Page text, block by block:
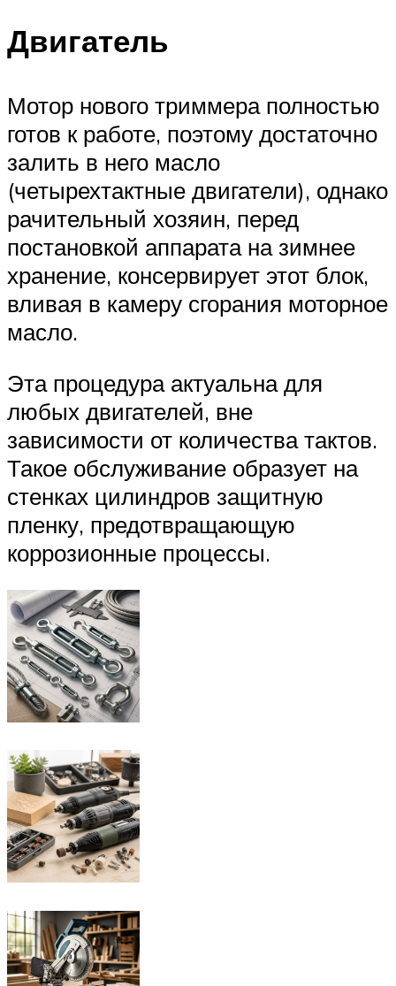
Двигатель
Мотор нового триммера полностью
готов к работе, поэтому достаточно
залить в него масло
(четырехтактные двигатели), однако
рачительный хозяин, перед
постановкой аппарата на зимнее
хранение, консервирует этот блок,
вливая в камеру сгорания моторное
масло.
Эта процедура актуальна для
любых двигателей, вне
зависимости от количества тактов.
Такое обслуживание образует на
стенках цилиндров защитную
пленку, предотвращающую
коррозионные процессы.